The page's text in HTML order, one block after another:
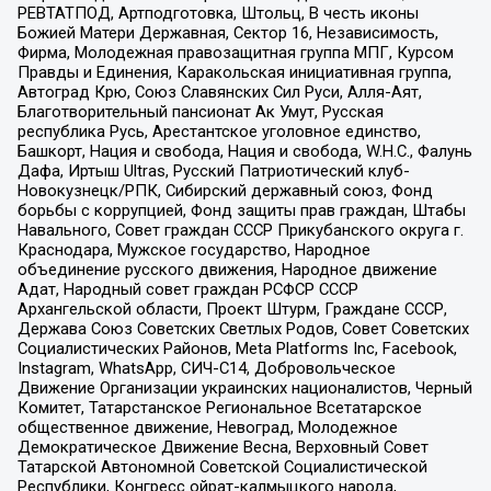
РЕВТАТПОД, Артподготовка, Штольц, В честь иконы
Божией Матери Державная, Сектор 16, Независимость,
Фирма, Молодежная правозащитная группа МПГ, Курсом
Правды и Единения, Каракольская инициативная группа,
Автоград Крю, Союз Славянских Сил Руси, Алля-Аят,
Благотворительный пансионат Ак Умут, Русская
республика Русь, Арестантское уголовное единство,
Башкорт, Нация и свобода, Нация и свобода, W.H.С., Фалунь
Дафа, Иртыш Ultras, Русский Патриотический клуб-
Новокузнецк/РПК, Сибирский державный союз, Фонд
борьбы с коррупцией, Фонд защиты прав граждан, Штабы
Навального, Совет граждан СССР Прикубанского округа г.
Краснодара, Мужское государство, Народное
объединение русского движения, Народное движение
Адат, Народный совет граждан РСФСР СССР
Архангельской области, Проект Штурм, Граждане СССР,
Держава Союз Советских Светлых Родов, Совет Советских
Социалистических Районов, Meta Platforms Inc, Facebook,
Instagram, WhatsApp, СИЧ-С14, Добровольческое
Движение Организации украинских националистов, Черный
Комитет, Татарстанское Региональное Всетатарское
общественное движение, Невоград, Молодежное
Демократическое Движение Весна, Верховный Совет
Татарской Автономной Советской Социалистической
Республики, Конгресс ойрат-калмыцкого народа,